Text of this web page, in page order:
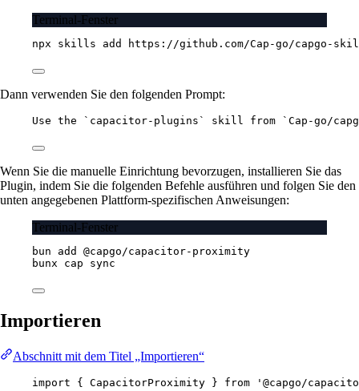
Terminal-Fenster
npx skills add https://github.com/Cap-go/capgo-
Dann verwenden Sie den folgenden Prompt:
Use the `capacitor-plugins` skill from `Cap-go/
Wenn Sie die manuelle Einrichtung bevorzugen, installieren Sie das
Plugin, indem Sie die folgenden Befehle ausführen und folgen Sie den
unten angegebenen Plattform-spezifischen Anweisungen:
Terminal-Fenster
bun add
@capgo/capacitor-proximity
bunx
cap sync
Importieren
Abschnitt mit dem Titel „Importieren“
import { CapacitorProximity } from '@capgo/